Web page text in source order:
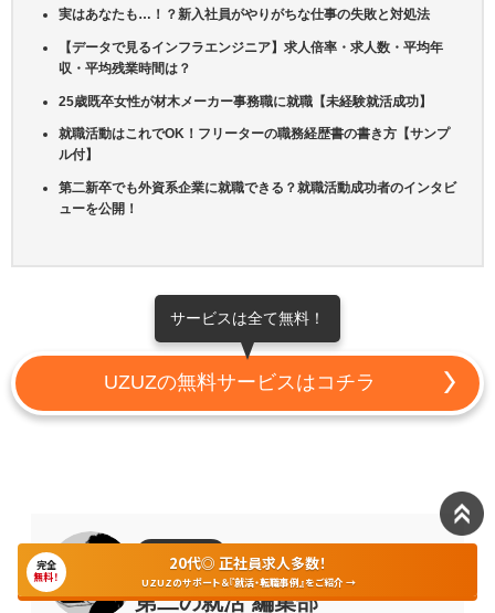
実はあなたも…！？新入社員がやりがちな仕事の失敗と対処法
【データで見るインフラエンジニア】求人倍率・求人数・平均年
収・平均残業時間は？
25歳既卒女性が材木メーカー事務職に就職【未経験就活成功】
就職活動はこれでOK！フリーターの職務経歴書の書き方【サンプ
ル付】
第二新卒でも外資系企業に就職できる？就職活動成功者のインタビ
ューを公開！
サービスは全て無料！
UZUZの無料サービスはコチラ
執筆・編集
第二の就活 編集部
完全
無料！
20代◎ 正社員求人多数！
UZUZのサポート＆『就活・転職事例』をご紹介 →